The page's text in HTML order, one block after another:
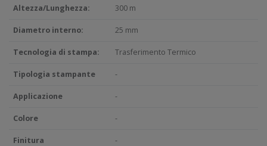
Altezza/Lunghezza: 300 m
Diametro interno: 25 mm
Tecnologia di stampa: Trasferimento Termico
Tipologia stampante -
Applicazione -
Colore -
Finitura -